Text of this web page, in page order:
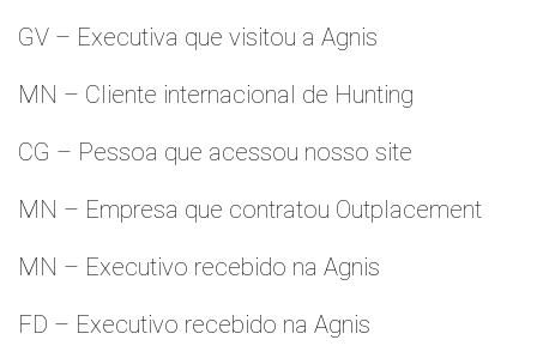
GV – Executiva que visitou a Agnis
MN – Cliente internacional de Hunting
CG – Pessoa que acessou nosso site
MN – Empresa que contratou Outplacement
MN – Executivo recebido na Agnis
FD – Executivo recebido na Agnis